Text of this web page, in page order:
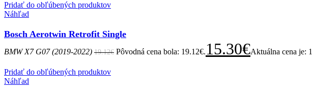
Pridať do obľúbených produktov
Náhľad
Bosch Aerotwin Retrofit Single
BMW X7 G07 (2019-2022) 19.12€ Pôvodná cena bola: 19.12€.15.30€Aktuálna cena je:
Pridať do obľúbených produktov
Náhľad